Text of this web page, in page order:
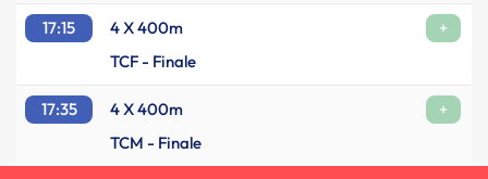
17:15 4 X 400m
+
TCF - Finale
17:35 4 X 400m
+
TCM - Finale